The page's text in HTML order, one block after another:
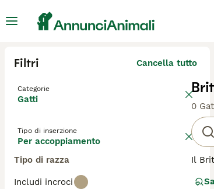
Filtri Cancella tutto
Categorie
Gatti
Tipo di inserzione
Per accoppiamento
Tipo di razza
Includi incroci
0
Il